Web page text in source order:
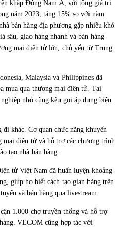
khắp Đông Nam Á, với tổng giá trị
năm 2023, tăng 15% so với năm
bán hàng địa phương gặp nhiều khó
sâu, giao hàng nhanh và bán hàng
mại điện tử lớn, chủ yếu từ Trung
Malaysia và Philippines đã
mua qua thương mại điện tử. Tại
nhỏ cũng kêu gọi áp dụng biện
khác. Cơ quan chức năng khuyến
mại điện tử và hỗ trợ các chương trình
tạo nhà bán hàng.
tử Việt Nam đã huấn luyện khoảng
giúp họ biết cách tạo gian hàng trên
và bán hàng qua livestream.
1.000 chợ truyền thống và hỗ trợ
VECOM cũng hợp tác với